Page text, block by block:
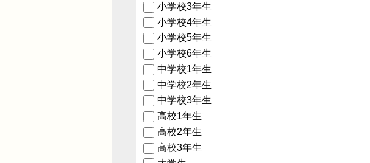
小学校3年生
小学校4年生
小学校5年生
小学校6年生
中学校1年生
中学校2年生
中学校3年生
高校1年生
高校2年生
高校3年生